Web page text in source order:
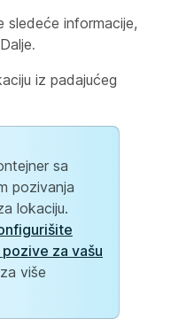
sledeće informacije,
.
iz padajućeg
sa
pozivanja
lokaciju.
za vašu
za više